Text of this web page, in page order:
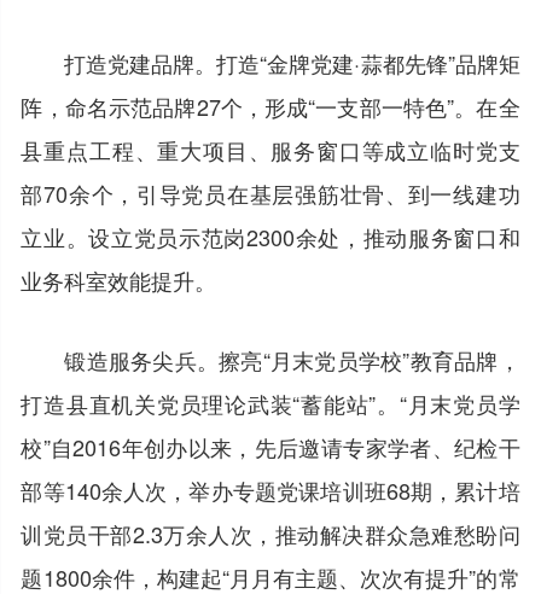
打造党建品牌。打造“金牌党建·蒜都先锋”品牌矩
阵，命名示范品牌27个，形成“一支部一特色”。在全
县重点工程、重大项目、服务窗口等成立临时党支
部70余个，引导党员在基层强筋壮骨、到一线建功
立业。设立党员示范岗2300余处，推动服务窗口和
业务科室效能提升。
锻造服务尖兵。擦亮“月末党员学校”教育品牌，
打造县直机关党员理论武装“蓄能站”。“月末党员学
校”自2016年创办以来，先后邀请专家学者、纪检干
部等140余人次，举办专题党课培训班68期，累计培
训党员干部2.3万余人次，推动解决群众急难愁盼问
题1800余件，构建起“月月有主题、次次有提升”的常